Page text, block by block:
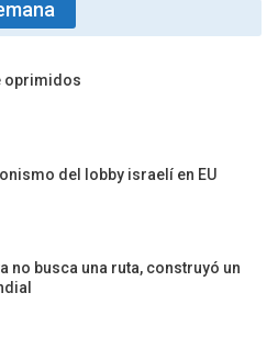
oprimidos
del lobby israelí en EU
no busca una ruta, construyó un